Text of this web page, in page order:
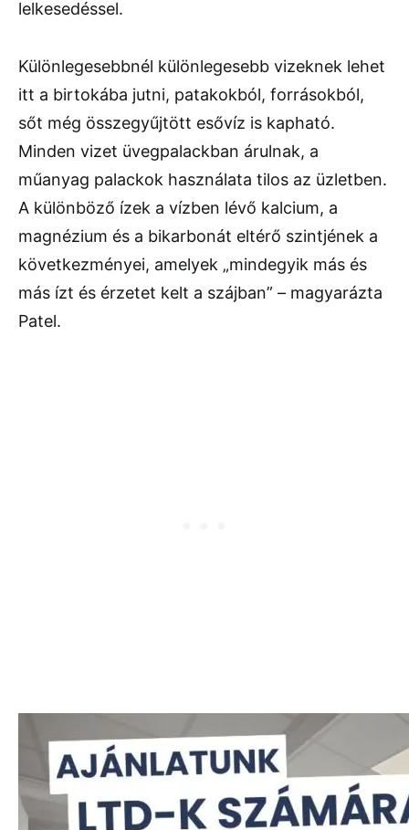
lelkesedéssel.
Különlegesebbnél különlegesebb vizeknek lehet
itt a birtokába jutni, patakokból, forrásokból,
sőt még összegyűjtött esővíz is kapható.
Minden vizet üvegpalackban árulnak, a
műanyag palackok használata tilos az üzletben.
A különböző ízek a vízben lévő kalcium, a
magnézium és a bikarbonát eltérő szintjének a
következményei, amelyek „mindegyik más és
más ízt és érzetet kelt a szájban” – magyarázta
Patel.